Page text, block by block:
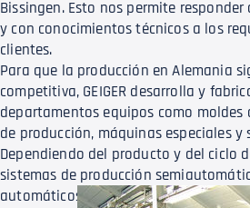
Bissingen. Esto nos permite
y con conocimientos técnicos a los
clientes.
Para que la producción en Alemania
competitiva, GEIGER desarrolla y
departamentos equipos como
de producción, máquinas especiales
Dependiendo del producto y del ciclo
sistemas de producción
automáticos.